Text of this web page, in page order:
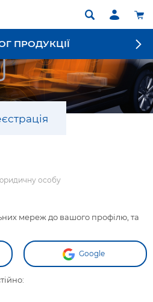
ПРОДУКЦІЇ
особу
мереж до вашого профілю, та
Google